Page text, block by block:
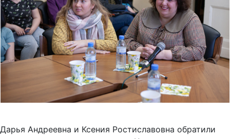
Дарья Андреевна и Ксения Ростиславовна обратили